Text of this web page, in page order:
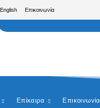
English Επικοινωνία
Επίκαιρα Επικοινωνία